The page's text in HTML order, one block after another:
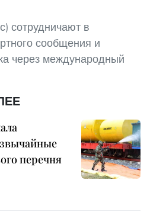
сотрудничают в
сообщения и
через международный
перечня